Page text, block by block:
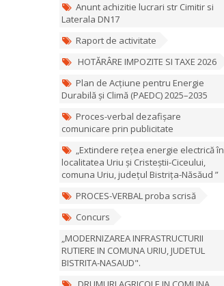
Anunt achizitie lucrari str Cimitir si
Laterala DN17
Raport de activitate
HOTĂRÂRE IMPOZITE SI TAXE 2026
Plan de Acțiune pentru Energie
Durabilă și Climă (PAEDC) 2025–2035
Proces-verbal dezafișare
comunicare prin publicitate
„Extindere rețea energie electrică în
localitatea Uriu și Cristeștii-Ciceului,
comuna Uriu, județul Bistrița-Năsăud ”
PROCES-VERBAL proba scrisă
Concurs
„MODERNIZAREA INFRASTRUCTURII
RUTIERE IN COMUNA URIU, JUDETUL
BISTRITA-NASAUD".